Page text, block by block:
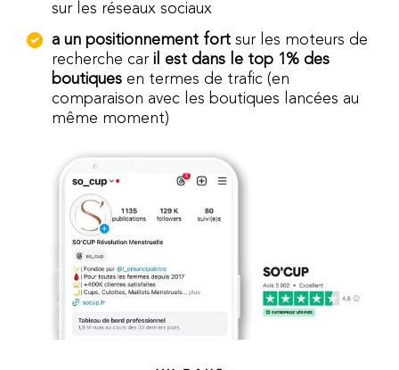
sur les réseaux sociaux
a un positionnement fort sur les moteurs de
recherche car il est dans le top 1% des
boutiques en termes de trafic (en
comparaison avec les boutiques lancées au
même moment)